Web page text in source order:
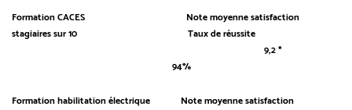
Formation CACES
Note moyenne satisfaction
stagiaires sur 10
Taux de réussite
9,2 *
94%
Formation habilitation électrique
Note moyenne satisfaction